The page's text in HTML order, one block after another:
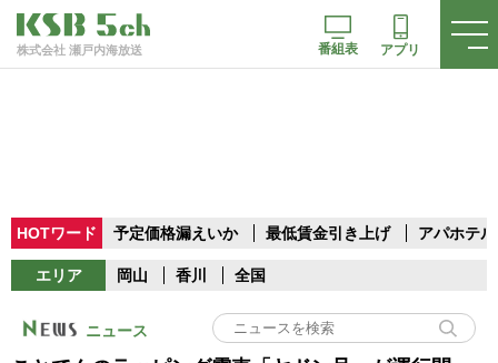
株式会社 瀬戸内海放送 番組表 アプリ
HOTワード 予定価格漏えいか 最低賃金引き上げ アパホテル
エリア 岡山 香川 全国
ニュース